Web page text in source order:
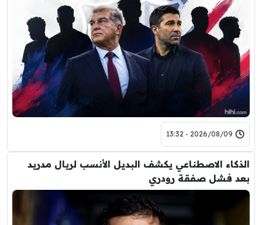
2026/08/09 - 13:32
الذكاء الاصطناعي يكشف البديل الأنسب لريال مدريد
بعد فشل صفقة رودري